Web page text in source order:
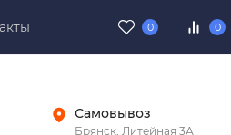
0 0
Самовывоз
Брянск, Литейная 3А